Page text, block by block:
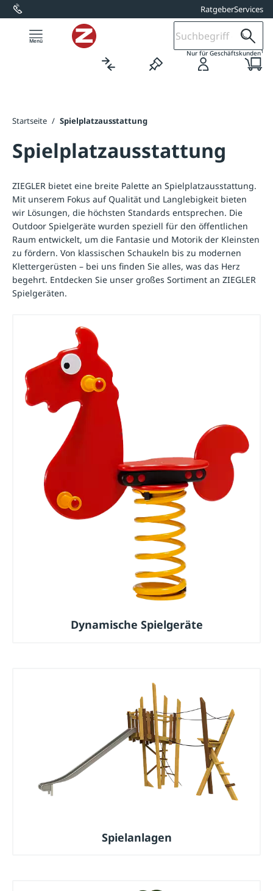
springen RatgeberServices
Nur für Geschäftskunden1
Startseite / Spielplatzausstattung
Spielplatzausstattung
ZIEGLER bietet eine breite Palette an Spielplatzausstattung.
Mit unserem Fokus auf Qualität und Langlebigkeit bieten
wir Lösungen, die höchsten Standards entsprechen. Die
Outdoor Spielgeräte wurden speziell für den öffentlichen
Raum entwickelt, um die Fantasie und Motorik der Kleinsten
zu fördern. Von klassischen Schaukeln bis zu modernen
Klettergerüsten – bei uns finden Sie alles, was das Herz
begehrt. Entdecken Sie unser großes Sortiment an ZIEGLER
Spielgeräten.
Dynamische Spielgeräte
Spielanlagen